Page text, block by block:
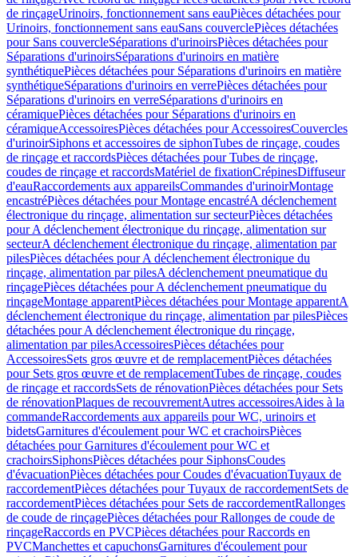
de rinçageUrinoirs, fonctionnement sans eauPièces détachées pour
Urinoirs, fonctionnement sans eauSans couverclePièces détachées
pour Sans couvercleSéparations d'urinoirsPièces détachées pour
Séparations d'urinoirsSéparations d'urinoirs en matière
synthétiquePièces détachées pour Séparations d'urinoirs en matière
synthétiqueSéparations d'urinoirs en verrePièces détachées pour
Séparations d'urinoirs en verreSéparations d'urinoirs en
céramiquePièces détachées pour Séparations d'urinoirs en
céramiqueAccessoiresPièces détachées pour AccessoiresCouvercles
d'urinoirSiphons et accessoires de siphonTubes de rinçage, coudes
de rinçage et raccordsPièces détachées pour Tubes de rinçage,
coudes de rinçage et raccordsMatériel de fixationCrépinesDiffuseur
d'eauRaccordements aux appareilsCommandes d'urinoirMontage
encastréPièces détachées pour Montage encastréA déclenchement
électronique du rinçage, alimentation sur secteurPièces détachées
pour A déclenchement électronique du rinçage, alimentation sur
secteurA déclenchement électronique du rinçage, alimentation par
pilesPièces détachées pour A déclenchement électronique du
rinçage, alimentation par pilesA déclenchement pneumatique du
rinçagePièces détachées pour A déclenchement pneumatique du
rinçageMontage apparentPièces détachées pour Montage apparentA
déclenchement électronique du rinçage, alimentation par pilesPièces
détachées pour A déclenchement électronique du rinçage,
alimentation par pilesAccessoiresPièces détachées pour
AccessoiresSets gros œuvre et de remplacementPièces détachées
pour Sets gros œuvre et de remplacementTubes de rinçage, coudes
de rinçage et raccordsSets de rénovationPièces détachées pour Sets
de rénovationPlaques de recouvrementAutres accessoiresAides à la
commandeRaccordements aux appareils pour WC, urinoirs et
bidetsGarnitures d'écoulement pour WC et crachoirsPièces
détachées pour Garnitures d'écoulement pour WC et
crachoirsSiphonsPièces détachées pour SiphonsCoudes
d'évacuationPièces détachées pour Coudes d'évacuationTuyaux de
raccordementPièces détachées pour Tuyaux de raccordementSets de
raccordementPièces détachées pour Sets de raccordementRallonges
de coude de rinçagePièces détachées pour Rallonges de coude de
rinçageRaccords en PVCPièces détachées pour Raccords en
PVCManchettes et capuchonsGarnitures d'écoulement pour